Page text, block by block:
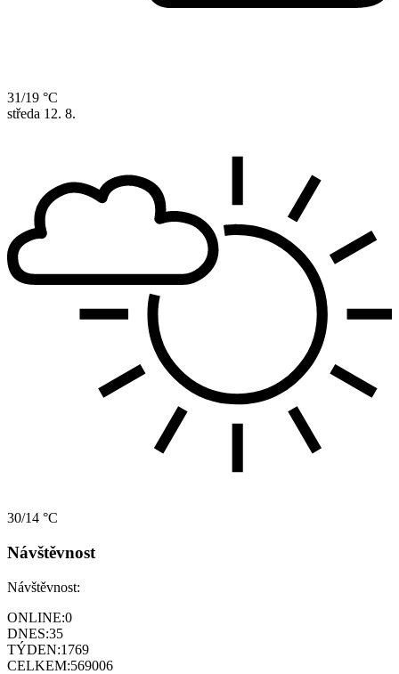
31/19 °C
středa 12. 8.
30/14 °C
Návštěvnost
Návštěvnost:
ONLINE:0
DNES:35
TÝDEN:1769
CELKEM:569006